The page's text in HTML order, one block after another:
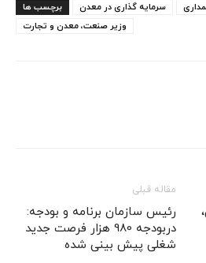
برچسب ها سرمایه گذاری در معدن
وزیر صنعت، معدن و تجارت
مقاله قبلی
رئیس سازمان برنامه و بودجه:
دربودجه 980 هزار فرصت جدید
شغلی پیش بینی شده